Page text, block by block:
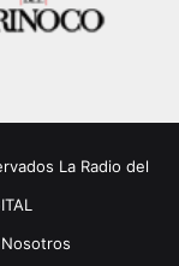
La Radio del